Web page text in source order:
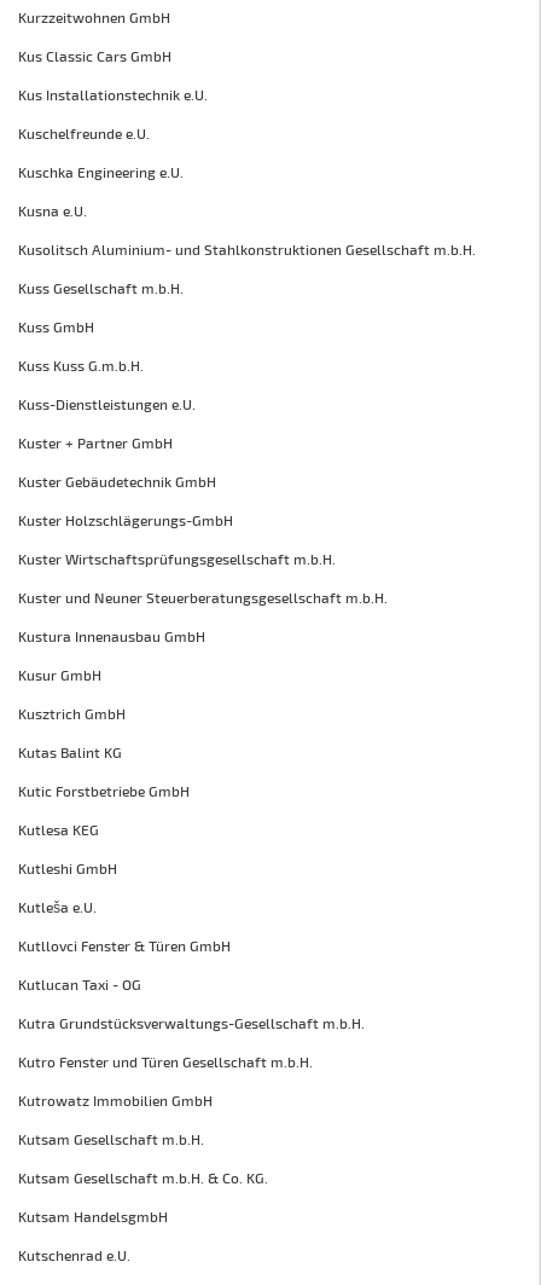
Kurzzeitwohnen GmbH
Kus Classic Cars GmbH
Kus Installationstechnik e.U.
Kuschelfreunde e.U.
Kuschka Engineering e.U.
Kusna e.U.
Kusolitsch Aluminium- und Stahlkonstruktionen Gesellschaft m.b.H.
Kuss Gesellschaft m.b.H.
Kuss GmbH
Kuss Kuss G.m.b.H.
Kuss-Dienstleistungen e.U.
Kuster + Partner GmbH
Kuster Gebäudetechnik GmbH
Kuster Holzschlägerungs-GmbH
Kuster Wirtschaftsprüfungsgesellschaft m.b.H.
Kuster und Neuner Steuerberatungsgesellschaft m.b.H.
Kustura Innenausbau GmbH
Kusur GmbH
Kusztrich GmbH
Kutas Balint KG
Kutic Forstbetriebe GmbH
Kutlesa KEG
Kutleshi GmbH
Kutleša e.U.
Kutllovci Fenster & Türen GmbH
Kutlucan Taxi - OG
Kutra Grundstücksverwaltungs-Gesellschaft m.b.H.
Kutro Fenster und Türen Gesellschaft m.b.H.
Kutrowatz Immobilien GmbH
Kutsam Gesellschaft m.b.H.
Kutsam Gesellschaft m.b.H. & Co. KG.
Kutsam HandelsgmbH
Kutschenrad e.U.